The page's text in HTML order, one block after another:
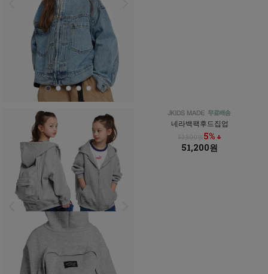
네라백팩후드집업
53,800원5% ↓
51,200원